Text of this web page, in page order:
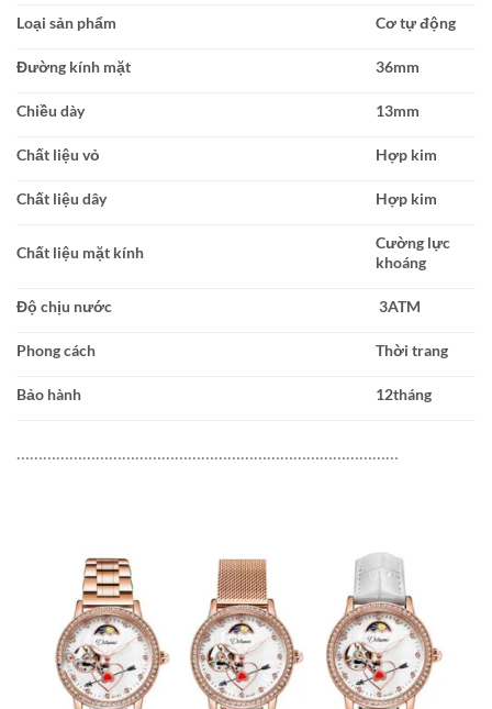
Loại sản phẩm Cơ tự động
Đường kính mặt 36mm
Chiều dày 13mm
Chất liệu vỏ Hợp kim
Chất liệu dây Hợp kim
Chất liệu mặt kính
Cường lực
khoáng
Độ chịu nước 3ATM
Phong cách Thời trang
Bảo hành 12tháng
……………………………………………………………………………